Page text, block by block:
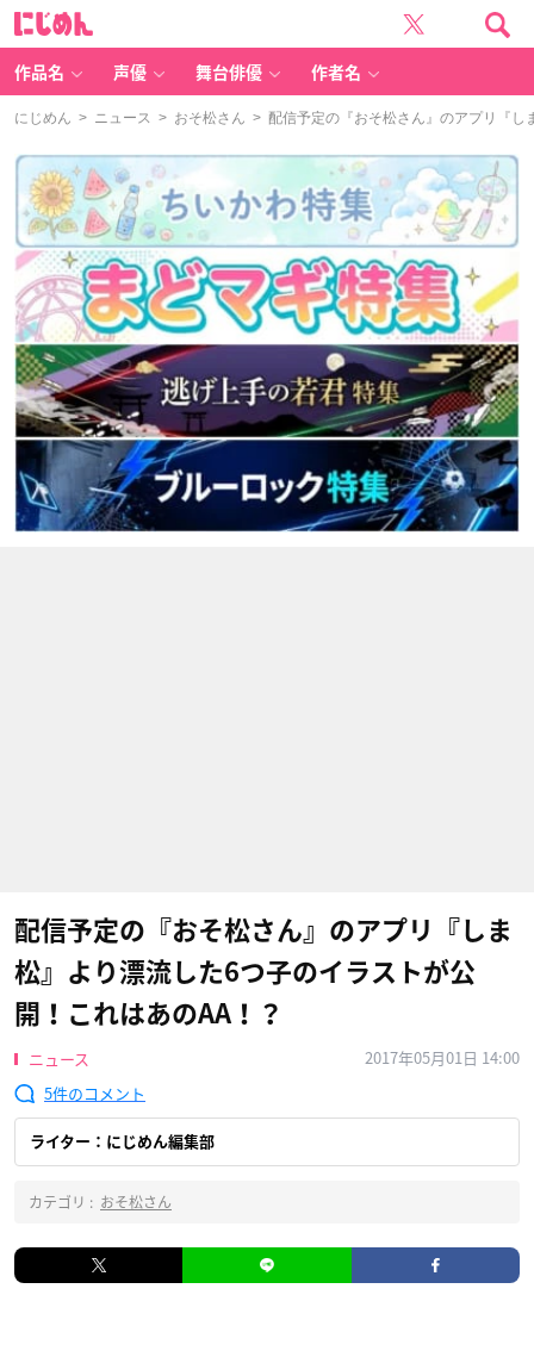
作品名 声優 舞台俳優 作者名
にじめん > ニュース > おそ松さん > 配信予定の『おそ松さん』のアプリ『し
配信予定の『おそ松さん』のアプリ『しま
松』より漂流した6つ子のイラストが公
開！これはあのAA！？
ニュース
2017年05月01日 14:00
5
ライター：にじめん編集部
カテゴリ : おそ松さん